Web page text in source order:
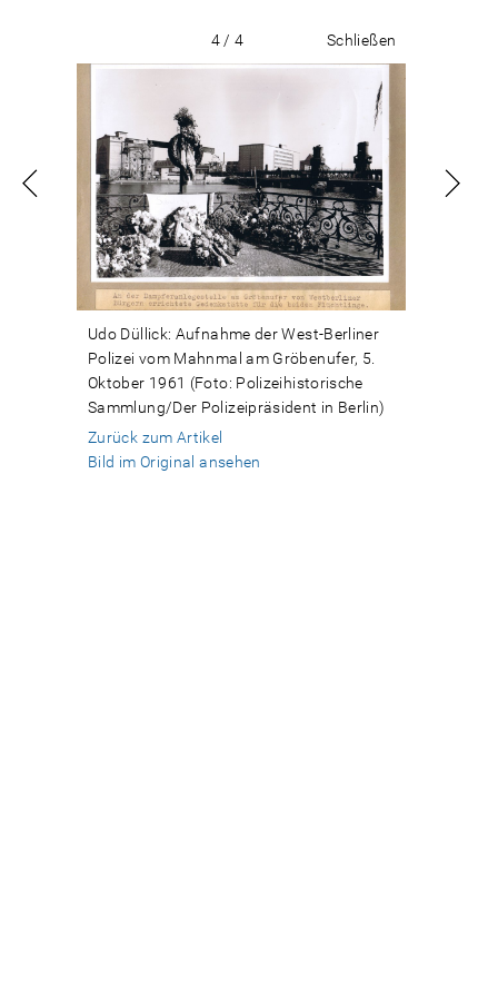
4 / 4 Schließen
Udo Düllick: Aufnahme der West-Berliner
Polizei vom Mahnmal am Gröbenufer, 5.
Oktober 1961 (Foto: Polizeihistorische
Sammlung/Der Polizeipräsident in Berlin)
Zurück zum Artikel
Bild im Original ansehen